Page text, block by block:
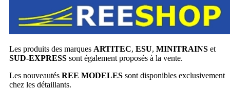
Les produits des marques ARTITEC, ESU, MINITRAINS et
SUD-EXPRESS sont également proposés à la vente.
Les nouveautés REE MODELES sont disponibles exclusivement
chez les détaillants.